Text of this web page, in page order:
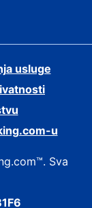
usluge
u
Sva